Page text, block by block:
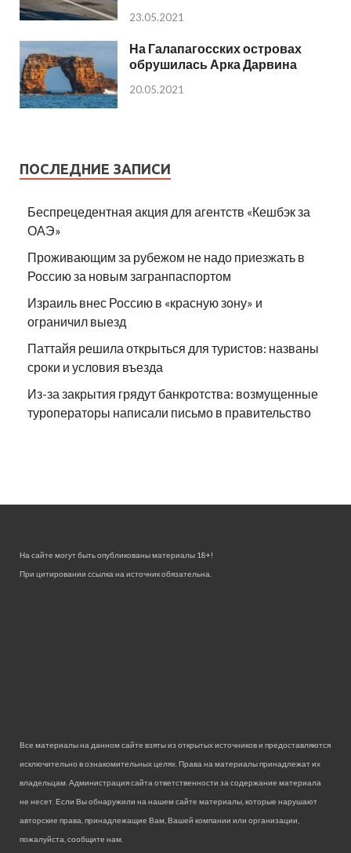
23.05.2021
На Галапагосских островах
обрушилась Арка Дарвина
20.05.2021
ПОСЛЕДНИЕ ЗАПИСИ
Беспрецедентная акция для агентств «Кешбэк за
ОАЭ»
Проживающим за рубежом не надо приезжать в
Россию за новым загранпаспортом
Израиль внес Россию в «красную зону» и
ограничил выезд
Паттайя решила открыться для туристов: названы
сроки и условия въезда
Из-за закрытия грядут банкротства: возмущенные
туроператоры написали письмо в правительство
На сайте могут быть опубликованы материалы 18+!
При цитировании ссылка на источник обязательна.
Все материалы на данном сайте взяты из открытых источников и предоставляются
исключительно в ознакомительных целях. Права на материалы принадлежат их
владельцам. Администрация сайта ответственности за содержание материала
не несет. Если Вы обнаружили на нашем сайте материалы, которые нарушают
авторские права, принадлежащие Вам, Вашей компании или организации,
пожалуйста, сообщите нам.